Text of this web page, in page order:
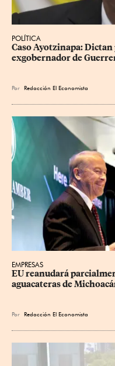
POLÍTICA
Caso Ayotzinapa:
exgobernador de
Por Redacción El Economista
EMPRESAS
EU reanudará
aguacateras de
Por Redacción El Economista